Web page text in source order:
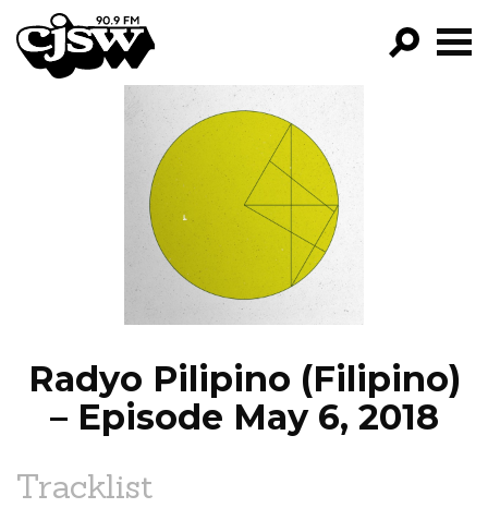
CJSW
FILTER BY:
PROGRAMS
EPISODES
NEWS
Radyo Pilipino (Filipino)
– Episode May 6, 2018
Tracklist